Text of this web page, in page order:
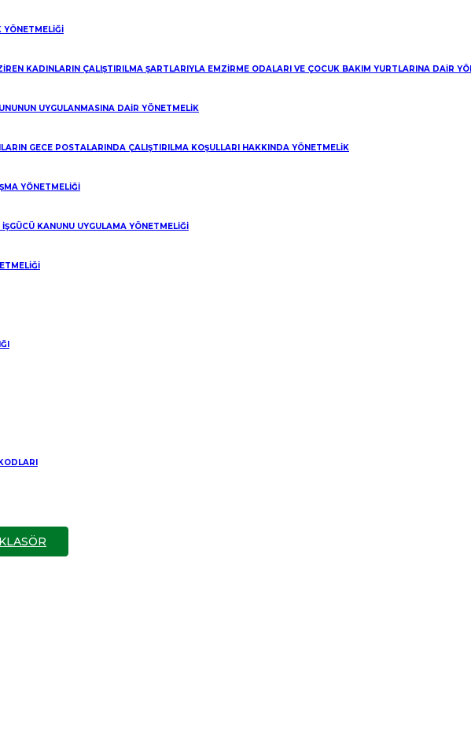
YÖNETMELİĞİ
KADINLARIN ÇALIŞTIRILMA ŞARTLARIYLA EMZİRME ODALARI VE ÇOCUK BAKIM YURTLARINA DAİR
UYGULANMASINA DAİR YÖNETMELİK
GECE POSTALARINDA ÇALIŞTIRILMA KOŞULLARI HAKKINDA YÖNETMELİK
YÖNETMELİĞİ
KANUNU UYGULAMA YÖNETMELİĞİ